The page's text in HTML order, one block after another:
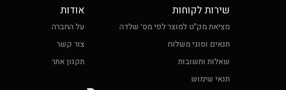
שירות לקוחות
מציאת מק"ט למוצר לפי מס׳ שלדה
תנאים וסוגי משלוח
שאלות ותשובות
תנאי שימוש
אודות
על החברה
צור קשר
תקנון אתר